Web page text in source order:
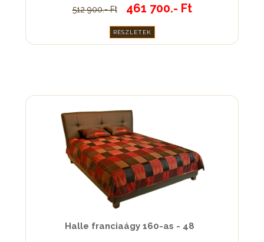
512 900.- Ft 461 700.- Ft
RÉSZLETEK
Halle franciaágy 160-as - 48